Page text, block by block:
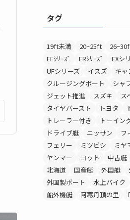
タグ
19ft未満 20~25ft
EFｼﾘｰｽﾞ
FRｼﾘｰｽﾞ FXシ
UFシリーズ
イスズ
キャ
クルージングボート
シャ
ジェット推進
スズキ
ス
タイヤバースト
トヨタ
トレーラー付き
トーイン
ドライブ艇
ニッサン
フ
フェリー
ミツビシ ミヤ
ヤンマー
ヨット 中古艇
北海道
国産艇 外国艇
外国製ボート
水上バイク
船外機艇
阿寒丹頂の里